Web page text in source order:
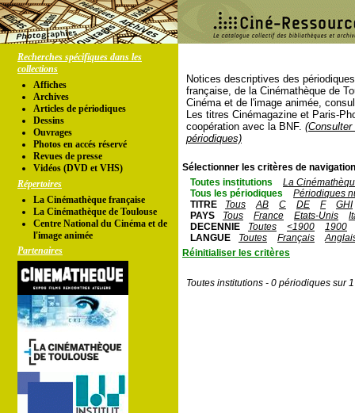
Recherches spécifiques dans les
collections
Affiches
Archives
Articles de périodiques
Dessins
Ouvrages
Photos en accés réservé
Revues de presse
Vidéos (DVD et VHS)
Répertoires
La Cinémathèque française
La Cinémathèque de Toulouse
Centre National du Cinéma et de
l'image animée
Partenaires
Notices descriptives des
française, de la Cinémathèque de
Cinéma et de l'image animée,
Les titres Cinémagazine et Paris-
coopération avec la BNF.
périodiques)
Sélectionner les critères de
Toutes institutions
La
Tous les périodiques
Périodiques
TITRE
Tous AB C DE F
GHI
PAYS
Tous France Etats-Unis
DECENNIE
Toutes <1900
1900
LANGUE
Toutes Français
Réinitialiser les critères
Toutes institutions - 0 périodiques sur